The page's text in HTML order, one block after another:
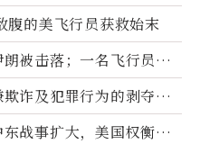
腹的美飞行员获救始末
被击落；一名飞行员失
诈及犯罪行为的剥夺公
战事扩大，美国权衡地